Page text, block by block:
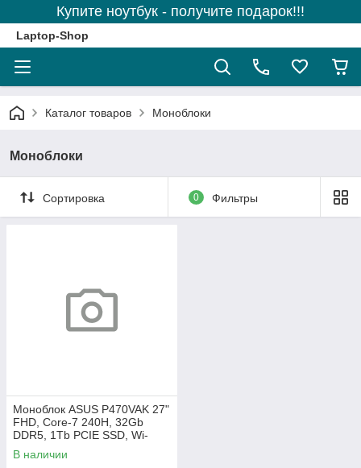
Купите ноутбук - получите подарок!!!
Laptop-Shop
Каталог товаров Моноблоки
Моноблоки
Сортировка 0 Фильтры
Моноблок ASUS P470VAK 27"
FHD, Core-7 240H, 32Gb
DDR5, 1Tb PCIE SSD, Wi-
Fi6E+BT5.4, dTPM, keyb&ms,
Black, DOS
В наличии